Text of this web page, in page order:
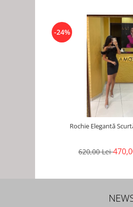
-24%
Rochie Elegantă
620,00 Lei